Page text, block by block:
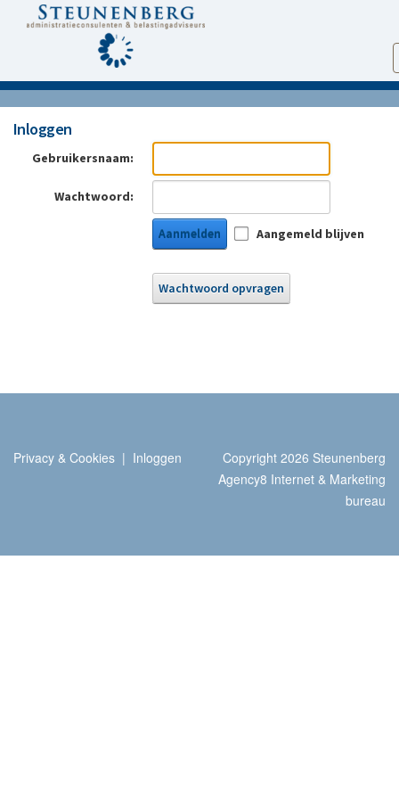
Inloggen
Gebruikersnaam:
Wachtwoord:
Aanmelden Aangemeld blijven
Wachtwoord opvragen
Privacy & Cookies | Inloggen
Copyright 2026 Steunenberg
Agency8 Internet & Marketing
bureau